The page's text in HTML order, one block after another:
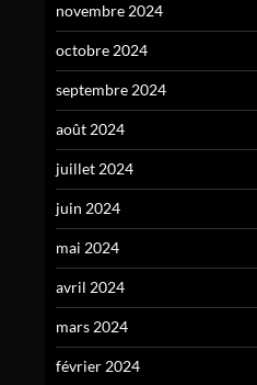
novembre 2024
octobre 2024
septembre 2024
août 2024
juillet 2024
juin 2024
mai 2024
avril 2024
mars 2024
février 2024